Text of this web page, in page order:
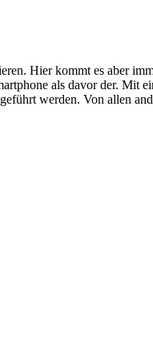
Hier kommt es aber
als davor der.
werden. Von allen